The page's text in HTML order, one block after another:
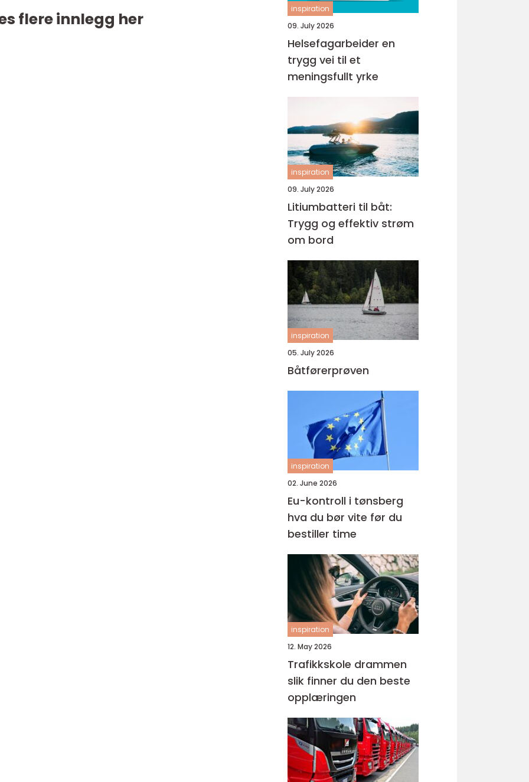
flere innlegg her
inspiration
09. July 2026
Helsefagarbeider en
trygg vei til et
meningsfullt yrke
inspiration
09. July 2026
Litiumbatteri til båt:
Trygg og effektiv strøm
om bord
inspiration
05. July 2026
Båtførerprøven
inspiration
02. June 2026
Eu-kontroll i tønsberg
hva du bør vite før du
bestiller time
inspiration
12. May 2026
Trafikkskole drammen
slik finner du den beste
opplæringen